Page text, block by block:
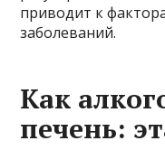
приводит к
заболеваний.
Как
печень: